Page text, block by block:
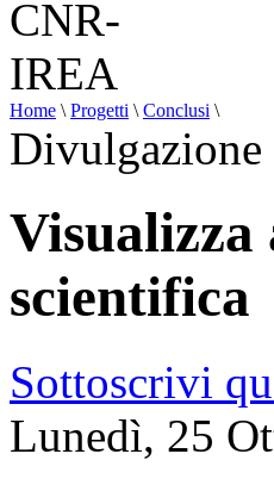
Home \ Progetti \ Conclusi \
scientifica
Sottoscrivi
Lunedì, 25